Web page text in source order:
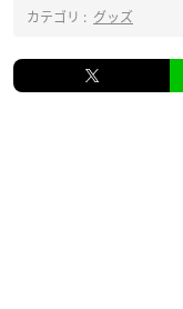
カテゴリ : グッズ